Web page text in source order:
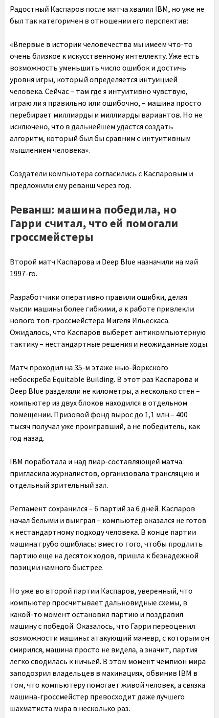
Радостный Каспаров после матча хвалил IBM, но уже не
был так категоричен в отношении его перспектив:
«Впервые в истории человечества мы имеем что-то
очень близкое к искусственному интеллекту. Уже есть
возможность уменьшить число ошибок и достичь
уровня игры, который определяется интуицией
человека. Сейчас – там где я интуитивно чувствую,
играю ли я правильно или ошибочно, – машина просто
перебирает миллиарды и миллиарды вариантов. Но не
исключено, что в дальнейшем удастся создать
алгоритм, который был бы сравним с интуитивным
мышлением человека».
Создатели компьютера согласились с Каспаровым и
предложили ему реванш через год.
Реванш: машина победила, но
Гарри считал, что ей помогали
гроссмейстеры
Второй матч Каспарова и Deep Blue назначили на май
1997-го.
Разработчики оперативно правили ошибки, делая
мысли машины более гибкими, а к работе привлекли
нового топ-гроссмейстера Мигеля Ильескаса.
Ожидалось, что Каспаров выберет антикомпьютерную
тактику – нестандартные решения и неожиданные ходы.
Матч проходил на 35-м этаже нью-йоркского
небоскреба Equitable Building. В этот раз Каспарова и
Deep Blue разделяли не километры, а несколько стен –
компьютер из двух блоков находился в отдельном
помещении. Призовой фонд вырос до 1,1 млн – 400
тысяч получал уже проигравший, а не победитель, как
год назад.
IBM поработала и над пиар-составляющей матча:
пригласила журналистов, организовала трансляцию и
отдельный зрительный зал.
Регламент сохранился – 6 партий за 6 дней. Каспаров
начал белыми и выиграл – компьютер оказался не готов
к нестандартному подходу человека. В конце партии
машина грубо ошиблась: вместо того, чтобы продлить
партию еще на десяток ходов, пришла к безнадежной
позиции намного быстрее.
Но уже во второй партии Каспаров, уверенный, что
компьютер просчитывает дальновидные схемы, в
какой-то момент остановил партию и поздравил
машину с победой. Оказалось, что Гарри переоценил
возможности машины: атакующий маневр, с которым он
смирился, машина просто не видела, а значит, партия
легко сводилась к ничьей. В этом момент чемпион мира
заподозрил владельцев в махинациях, обвинив IBM в
том, что компьютеру помогает живой человек, а связка
машина-гроссмейстер превосходит даже лучшего
шахматиста мира в несколько раз.